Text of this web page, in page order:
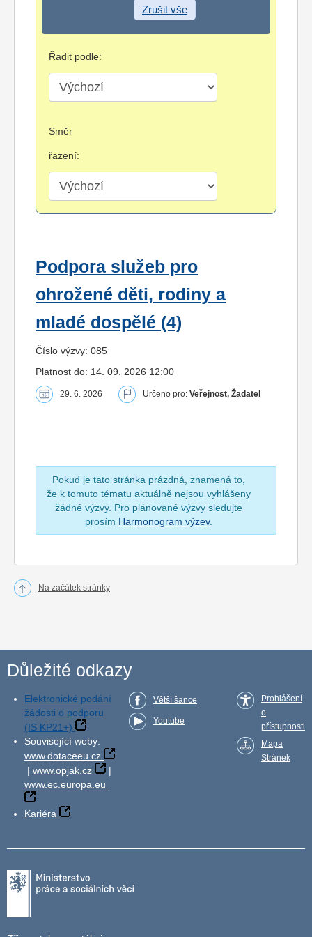
Zrušit vše
Řadit podle:
Směr
řazení:
Podpora služeb pro
ohrožené děti, rodiny a
mladé dospělé (4)
Číslo výzvy: 085
Platnost do: 14. 09. 2026 12:00
29. 6. 2026 Určeno pro: Veřejnost, Žadatel
Pokud je tato stránka prázdná, znamená to,
že k tomuto tématu aktuálně nejsou vyhlášeny
žádné výzvy. Pro plánované výzvy sledujte
prosím Harmonogram výzev.
Na začátek stránky
Důležité odkazy
Elektronické podání
žádosti o podporu
(IS KP21+)
Související weby:
www.dotaceeu.cz
| www.opjak.cz
|
www.ec.europa.eu
Kariéra
Větší šance
Youtube
Prohlášení
o
přístupnosti
Mapa
Stránek